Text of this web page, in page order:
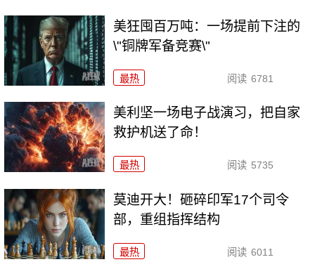
美狂囤百万吨：一场提前下注的
\"铜牌军备竞赛\"
最热 阅读 6781
美利坚一场电子战演习，把自家
救护机送了命！
最热 阅读 5735
莫迪开大！砸碎印军17个司令
部，重组指挥结构
最热 阅读 6011